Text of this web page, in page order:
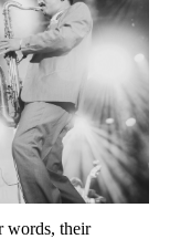
words, their